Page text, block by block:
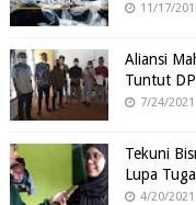
11/17/
Aliansi
Tuntut
7/24/2021
Tekuni
Lupa
4/20/2021